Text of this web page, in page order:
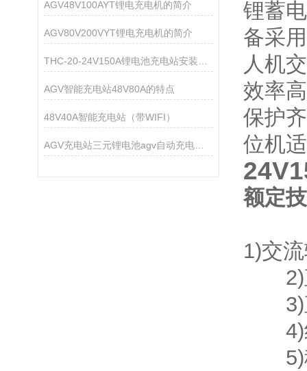
AGV48V100AYT锂电充电机的简介
AGV80V200VYT锂电充电机的简介
AGV智能充电站48V80A的特点
48V40A智能充电站（带WIFI）
AGV充电站三元锂电池agv自动充电系统
锂蓄
备采
人机
效率
保护
位机
额定
1)交
2)直
3)直
4)
5)